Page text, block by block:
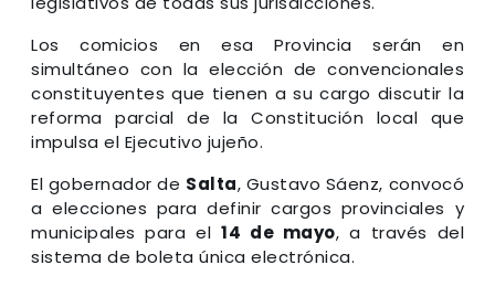
Los comicios en esa Provincia serán en
simultáneo con la elección de convencionales
constituyentes que tienen a su cargo discutir la
reforma parcial de la Constitución local que
impulsa el Ejecutivo jujeño.
El gobernador de Salta, Gustavo Sáenz, convocó
a elecciones para definir cargos provinciales y
municipales para el14 de mayo, a través del
sistema de boleta única electrónica.